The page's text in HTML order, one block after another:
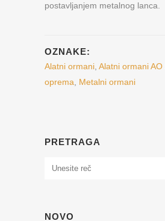
postavljanjem metalnog lanca.
OZNAKE:
Alatni ormani, Alatni ormani AO
oprema, Metalni ormani
PRETRAGA
NOVO